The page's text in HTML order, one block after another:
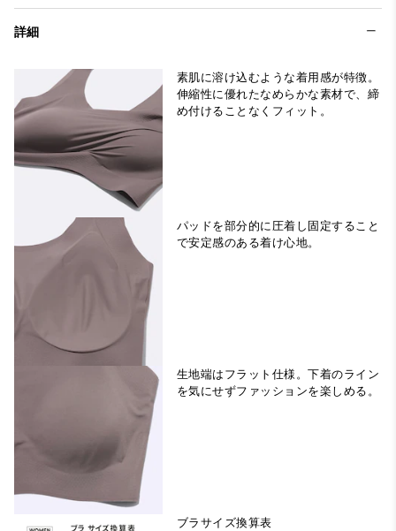
詳細
素肌に溶け込むような着用感が特徴。
伸縮性に優れたなめらかな素材で、締
め付けることなくフィット。
パッドを部分的に圧着し固定すること
で安定感のある着け心地。
生地端はフラット仕様。下着のライン
を気にせずファッションを楽しめる。
ブラサイズ換算表